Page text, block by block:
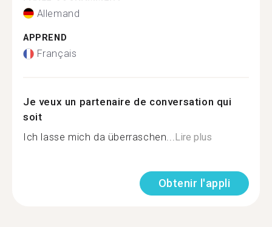
Allemand
APPREND
Français
Je veux un partenaire de conversation qui
soit
Ich lasse mich da überraschen...Lire plus
Obtenir l'appli